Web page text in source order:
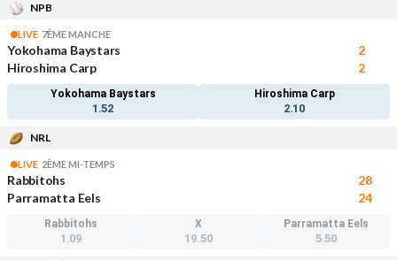
NPB
LIVE 7ÈME MANCHE
Yokohama Baystars
2
Hiroshima Carp
2
Yokohama Baystars
1.52
Hiroshima Carp
2.10
NRL
LIVE 2ÈME MI-TEMPS
Rabbitohs
28
Parramatta Eels
24
Rabbitohs
1.09
X
19.50
Parramatta Eels
5.50